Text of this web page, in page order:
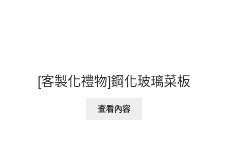
[客製化禮物]鋼化玻璃菜板
查看內容